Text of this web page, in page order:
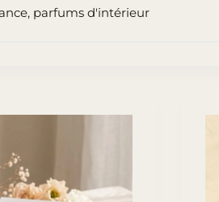
, parfums d'intérieur